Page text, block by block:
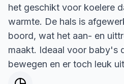
het geschikt voor koelere
warmte. De hals is
boord, wat het aan- en
maakt. Ideaal voor baby's
bewegen en er toch leuk